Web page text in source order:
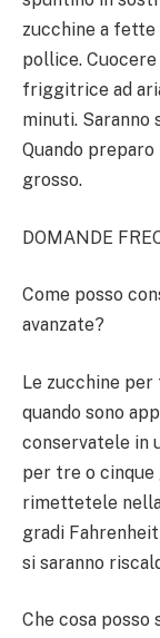
zucchine a
pollice.
friggitrice ad
minuti.
Quando
grosso.
DOMANDE
Come posso
avanzate?
Le zucchine
quando sono
conservatele in
per tre o cinque
rimettetele
gradi
si saranno
Che cosa